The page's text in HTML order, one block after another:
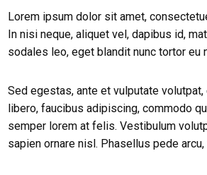
Lorem ipsum dolor sit amet,
In nisi neque, aliquet vel, dapibus id,
sodales leo, eget blandit nunc tortor eu
Sed egestas, ante et vulputate
libero, faucibus adipiscing, commodo
semper lorem at felis. Vestibulum
sapien ornare nisl. Phasellus pede